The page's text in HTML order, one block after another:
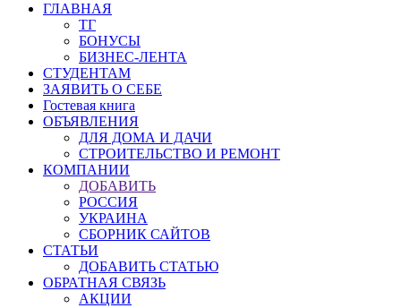
ГЛАВНАЯ
ТГ
БОНУСЫ
БИЗНЕС-ЛЕНТА
СТУДЕНТАМ
ЗАЯВИТЬ О СЕБЕ
Гостевая книга
ОБЪЯВЛЕНИЯ
ДЛЯ ДОМА И ДАЧИ
СТРОИТЕЛЬСТВО И РЕМОНТ
КОМПАНИИ
ДОБАВИТЬ
РОССИЯ
УКРАИНА
СБОРНИК САЙТОВ
СТАТЬИ
ДОБАВИТЬ СТАТЬЮ
ОБРАТНАЯ СВЯЗЬ
АКЦИИ